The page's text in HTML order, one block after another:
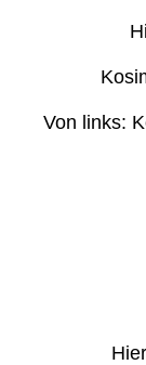
Von links: